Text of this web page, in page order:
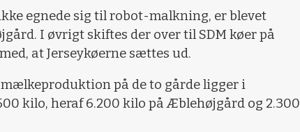
egnede sig til robot-malkning, er blevet
I øvrigt skiftes der over til SDM køer på
at Jerseykøerne sættes ud.
mælkeproduktion på de to gårde ligger i
kilo, heraf 6.200 kilo på Æblehøjgård og 2.300